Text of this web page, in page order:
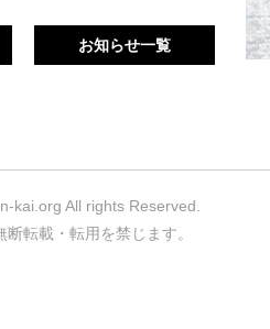
お知らせ一覧
kai.org All rights Reserved.
転載・転用を禁じます。